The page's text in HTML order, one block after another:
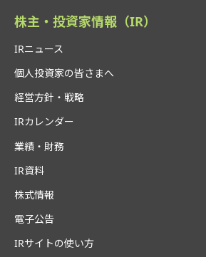
株主・投資家情報（IR）
IRニュース
個人投資家の皆さまへ
経営方針・戦略
IRカレンダー
業績・財務
IR資料
株式情報
電子公告
IRサイトの使い方